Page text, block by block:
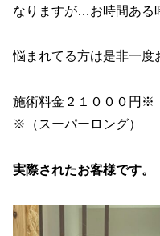
なりますが…お時間ある
悩まれてる方は是非一度
施術料金２１０００円※
※（スーパーロング）
実際されたお客様です。